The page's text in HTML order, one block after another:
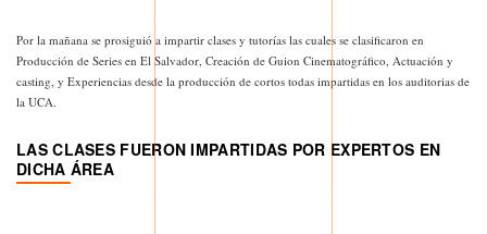
Por la mañana se prosiguió a impartir clases y tutorías las cuales se clasificaron en
Producción de Series en El Salvador, Creación de Guion Cinematográfico, Actuación y
casting, y Experiencias desde la producción de cortos todas impartidas en los auditorias de
la UCA.
LAS CLASES FUERON IMPARTIDAS POR EXPERTOS EN
DICHA ÁREA